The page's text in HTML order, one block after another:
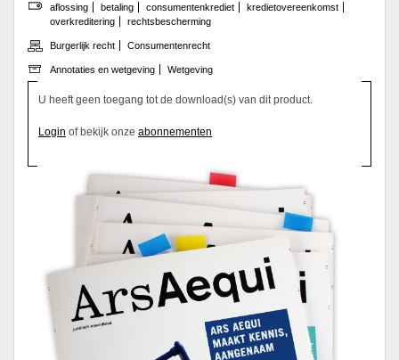
aflossing
betaling consumentenkrediet
kredietovereenkomst
overkreditering
rechtsbescherming
Burgerlijk recht Consumentenrecht
Annotaties en wetgeving Wetgeving
U heeft geen toegang tot de download(s) van dit product.
Login of bekijk onze abonnementen